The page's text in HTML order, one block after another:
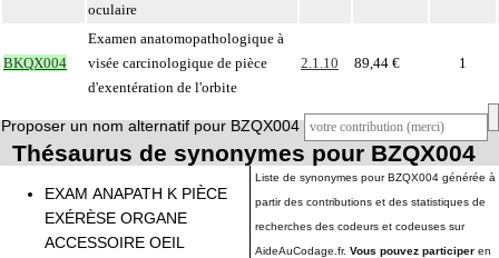
oculaire
BKQX004
Examen anatomopathologique à
visée carcinologique de pièce
d'exentération de l'orbite
2.1.10 89,44 € 1
Proposer un nom alternatif pour BZQX004
Thésaurus de synonymes pour BZQX004
EXAM ANAPATH K PIÈCE
EXÉRÈSE ORGANE
ACCESSOIRE OEIL
Liste de synonymes pour BZQX004 générée à
partir des contributions et des statistiques de
recherches des codeurs et codeuses sur
AideAuCodage.fr. Vous pouvez participer en